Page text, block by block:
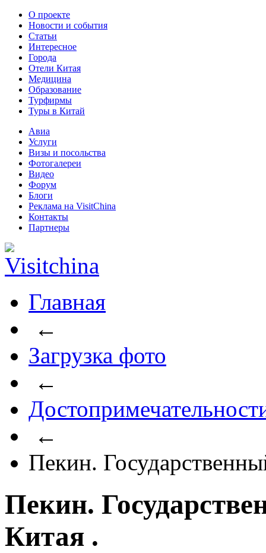
О проекте
Новости и события
Статьи
Интересное
Города
Отели Китая
Медицина
Образование
Турфирмы
Туры в Китай
Авиа
Услуги
Визы и посольства
Фотогалереи
Видео
Форум
Блоги
Реклама на VisitChina
Контакты
Партнеры
Главная
←
Загрузка фото
←
←
Пекин.
Пекин.
Китая .